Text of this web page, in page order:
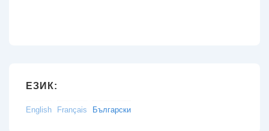
ЕЗИК:
English Français Български